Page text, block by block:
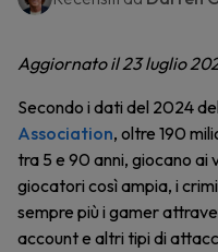
Aggiornato il 23 luglio
Secondo i dati del 2024
Association, oltre 190
tra 5 e 90 anni, giocano ai
giocatori così ampia, i
sempre più i gamer
account e altri tipi di